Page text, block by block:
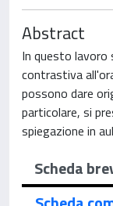
Abstract
In questo lavoro
contrastiva
possono dare
particolare, si
spiegazione in
Scheda